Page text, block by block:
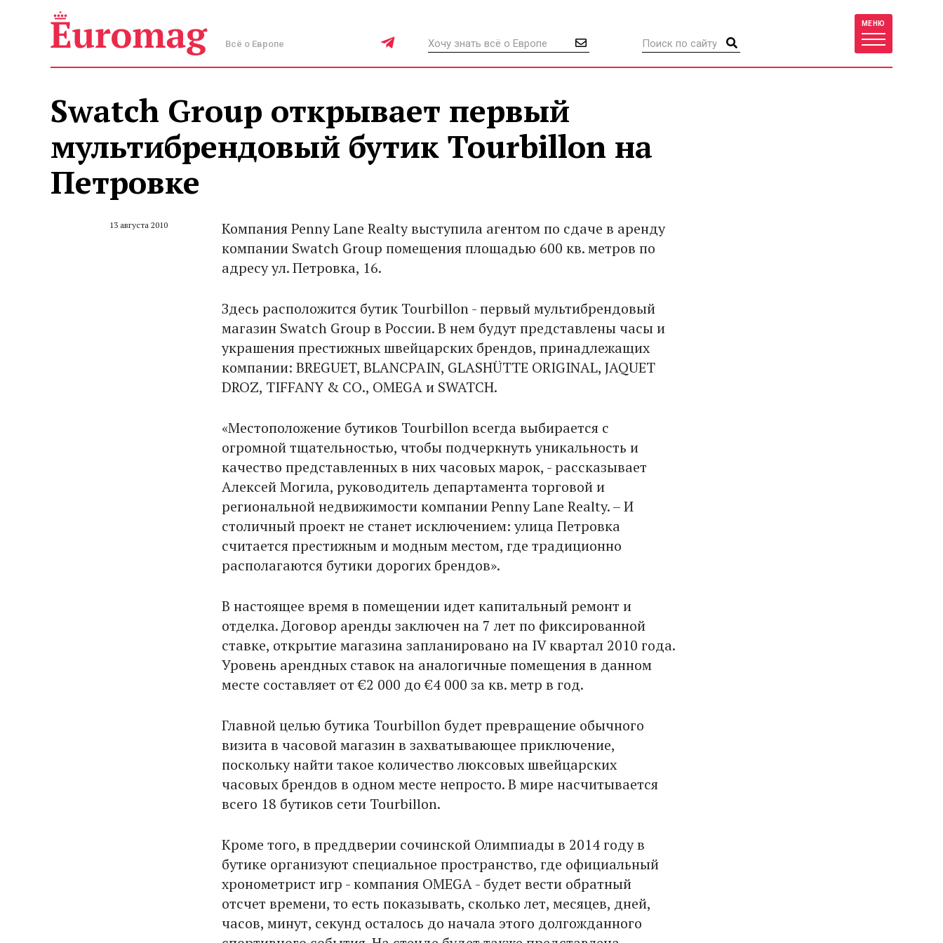
Всё о Европе
МЕНЮ
Swatch Group открывает первый
мультибрендовый бутик Tourbillon на
Петровке
13 августа 2010
Компания Penny Lane Realty выступила агентом по сдаче в аренду
компании Swatch Group помещения площадью 600 кв. метров по
адресу ул. Петровка, 16.
Здесь расположится бутик Tourbillon - первый мультибрендовый
магазин Swatch Group в России. В нем будут представлены часы и
украшения престижных швейцарских брендов, принадлежащих
компании: BREGUET, BLANCPAIN, GLASHÜTTE ORIGINAL, JAQUET
DROZ, TIFFANY & CO., OMEGA и SWATCH.
«Местоположение бутиков Tourbillon всегда выбирается с
огромной тщательностью, чтобы подчеркнуть уникальность и
качество представленных в них часовых марок, - рассказывает
Алексей Могила, руководитель департамента торговой и
региональной недвижимости компании Penny Lane Realty. – И
столичный проект не станет исключением: улица Петровка
считается престижным и модным местом, где традиционно
располагаются бутики дорогих брендов».
В настоящее время в помещении идет капитальный ремонт и
отделка. Договор аренды заключен на 7 лет по фиксированной
ставке, открытие магазина запланировано на IV квартал 2010 года.
Уровень арендных ставок на аналогичные помещения в данном
месте составляет от €2 000 до €4 000 за кв. метр в год.
Главной целью бутика Tourbillon будет превращение обычного
визита в часовой магазин в захватывающее приключение,
поскольку найти такое количество люксовых швейцарских
часовых брендов в одном месте непросто. В мире насчитывается
всего 18 бутиков сети Tourbillon.
Кроме того, в преддверии сочинской Олимпиады в 2014 году в
бутике организуют специальное пространство, где официальный
хронометрист игр - компания OMEGA - будет вести обратный
отсчет времени, то есть показывать, сколько лет, месяцев, дней,
часов, минут, секунд осталось до начала этого долгожданного